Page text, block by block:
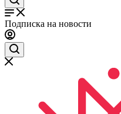
Подписка на новости